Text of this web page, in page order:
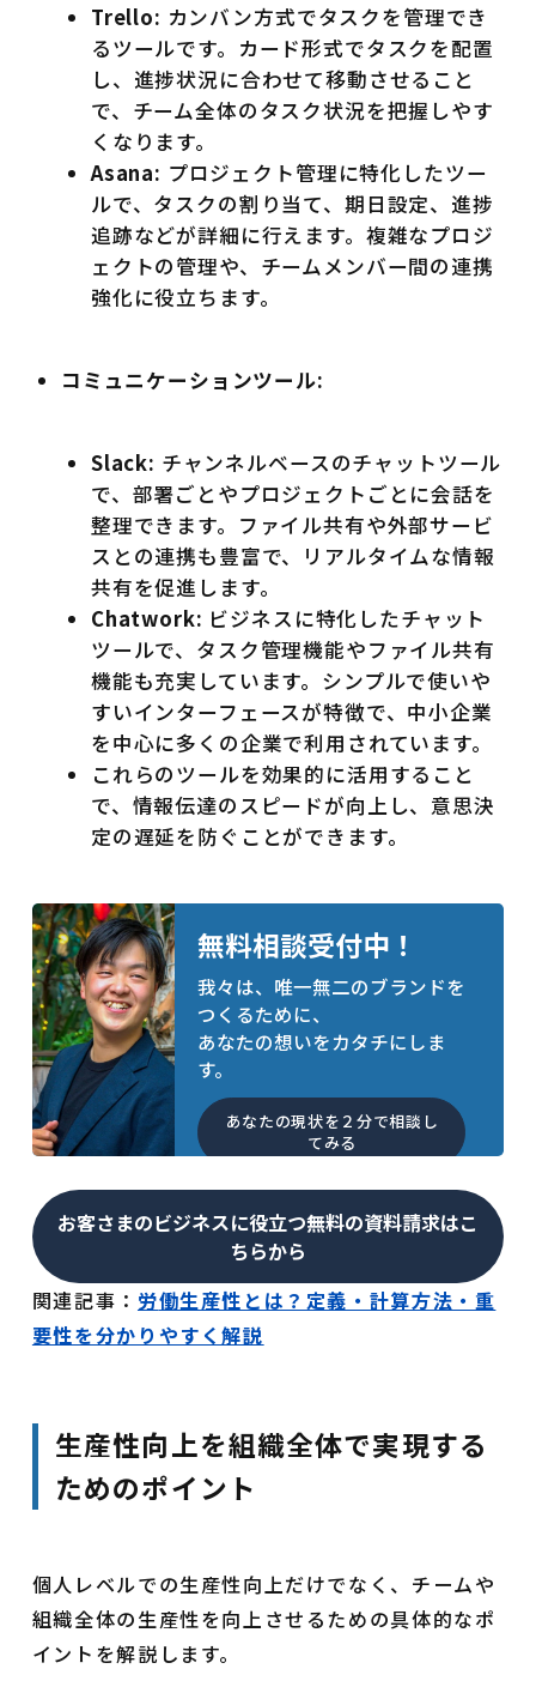
Trello: カンバン方式でタスクを管理でき
るツールです。カード形式でタスクを配置
し、進捗状況に合わせて移動させること
で、チーム全体のタスク状況を把握しやす
くなります。
Asana: プロジェクト管理に特化したツー
ルで、タスクの割り当て、期日設定、進捗
追跡などが詳細に行えます。複雑なプロジ
ェクトの管理や、チームメンバー間の連携
強化に役立ちます。
コミュニケーションツール:
Slack: チャンネルベースのチャットツール
で、部署ごとやプロジェクトごとに会話を
整理できます。ファイル共有や外部サービ
スとの連携も豊富で、リアルタイムな情報
共有を促進します。
Chatwork: ビジネスに特化したチャット
ツールで、タスク管理機能やファイル共有
機能も充実しています。シンプルで使いや
すいインターフェースが特徴で、中小企業
を中心に多くの企業で利用されています。
これらのツールを効果的に活用すること
で、情報伝達のスピードが向上し、意思決
定の遅延を防ぐことができます。
無料相談受付中！
我々は、唯一無二のブランドを
つくるために、
あなたの想いをカタチにしま
す。
あなたの現状を２分で相談し
てみる
お客さまのビジネスに役立つ無料の資料請求はこ
ちらから
関連記事： 労働生産性とは？定義・計算方法・重
要性を分かりやすく解説
生産性向上を組織全体で実現する
ためのポイント
個人レベルでの生産性向上だけでなく、チームや
組織全体の生産性を向上させるための具体的なポ
イントを解説します。